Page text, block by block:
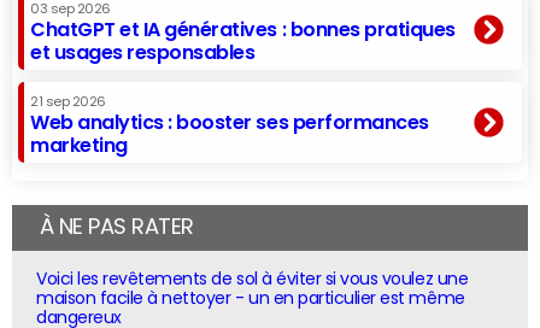
03 sep 2026
ChatGPT et IA génératives : bonnes pratiques
et usages responsables
21 sep 2026
Web analytics : booster ses performances
marketing
À NE PAS RATER
Voici les revêtements de sol à éviter si vous voulez une
maison facile à nettoyer - un en particulier est même
dangereux